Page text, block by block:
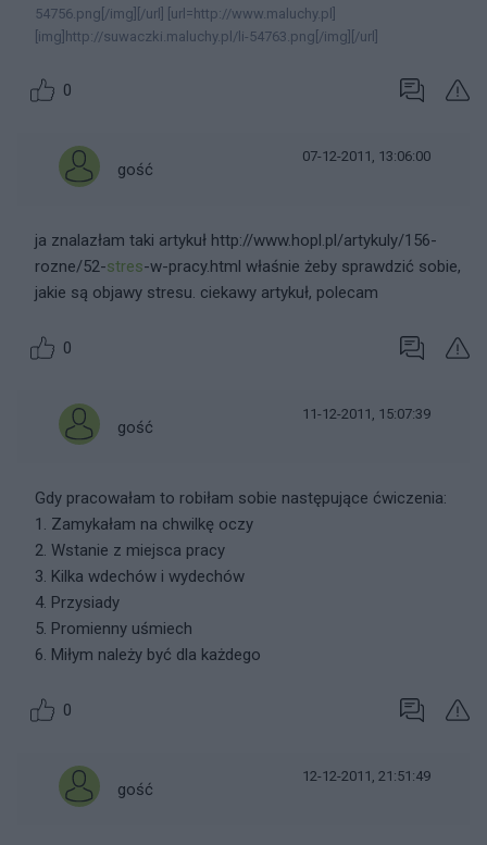
54756.png[/img][/url] [url=http://www.maluchy.pl]
[img]http://suwaczki.maluchy.pl/li-54763.png[/img][/url]
0
gość
07-12-2011, 13:06:00
ja znalazłam taki artykuł http://www.hopl.pl/artykuly/156-
rozne/52-stres-w-pracy.html właśnie żeby sprawdzić sobie,
jakie są objawy stresu. ciekawy artykuł, polecam
0
gość
11-12-2011, 15:07:39
Gdy pracowałam to robiłam sobie następujące ćwiczenia:
1. Zamykałam na chwilkę oczy
2. Wstanie z miejsca pracy
3. Kilka wdechów i wydechów
4. Przysiady
5. Promienny uśmiech
6. Miłym należy być dla każdego
0
gość
12-12-2011, 21:51:49